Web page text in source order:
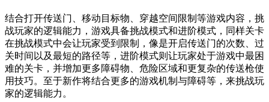
结合打开传送门、移动目标物、穿越空间限制等游戏内容，挑
战玩家的逻辑能力，游戏具备挑战模式和进阶模式，同样关卡
在挑战模式中会让玩家受到限制，像是开启传送门的次数、过
关时间以及最短的路径等，进阶模式则让玩家处于游戏中最困
难的关卡，并增加更多障碍物、危险区域和更复杂的传送枪使
用技巧。至于新作将结合更多的游戏机制与障碍等，来挑战玩
家的逻辑能力。